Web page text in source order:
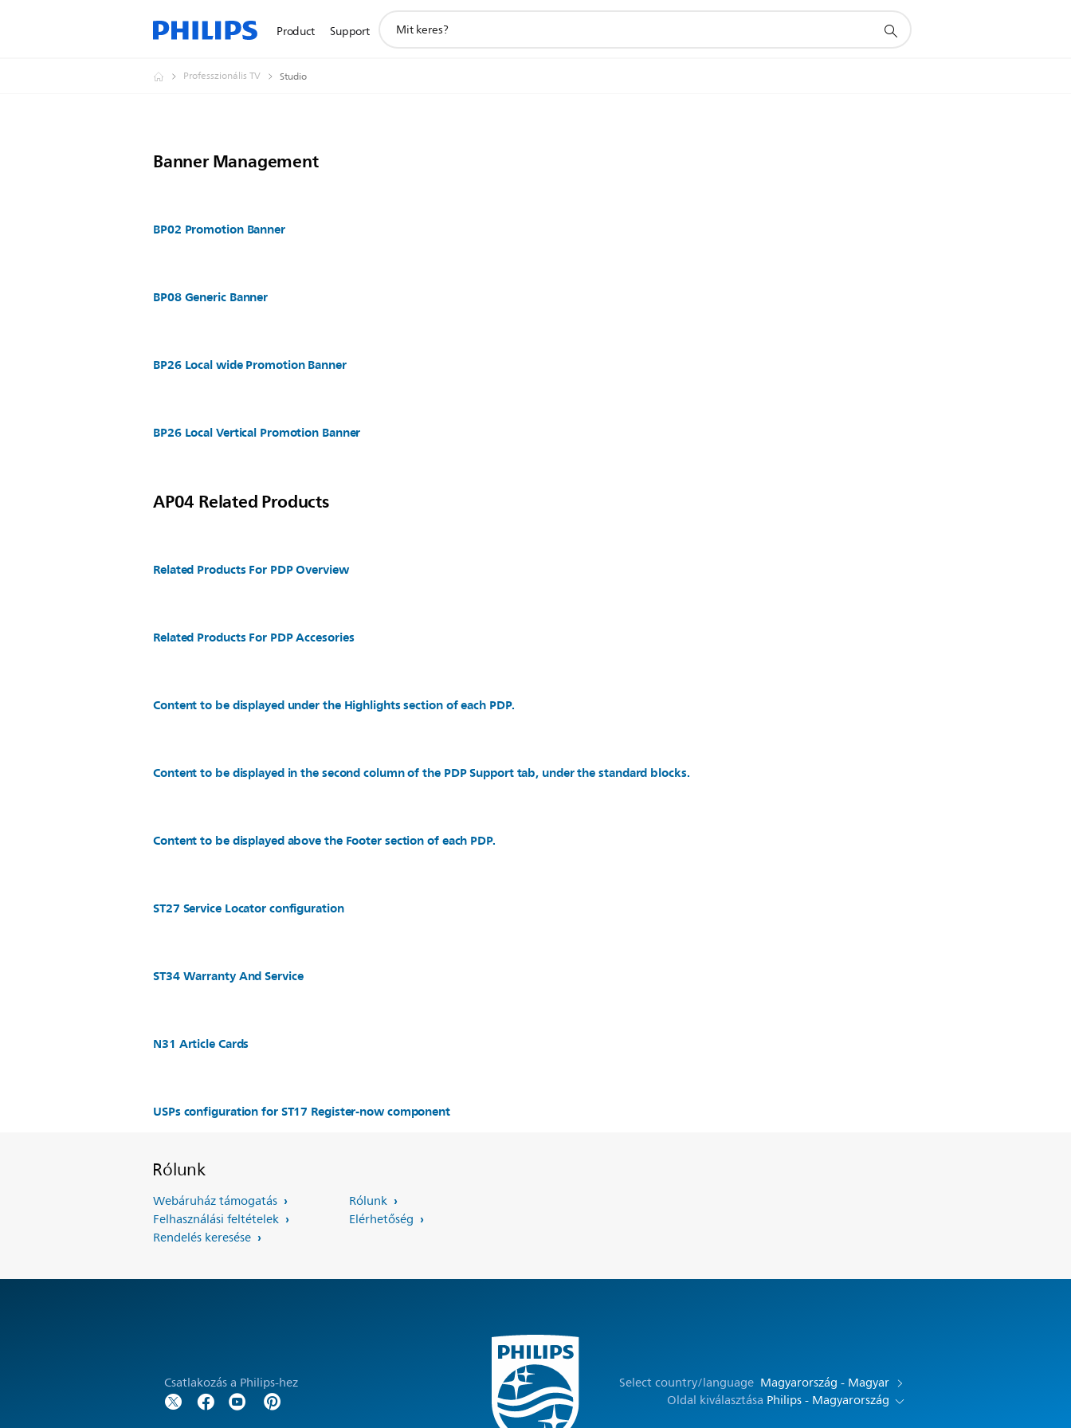
Product Support
search
Professzionális TV Studio
Banner Management
BP02 Promotion Banner
BP08 Generic Banner
BP26 Local wide Promotion Banner
BP26 Local Vertical Promotion Banner
AP04 Related Products
Related Products For PDP Overview
Related Products For PDP Accesories
Content to be displayed under the Highlights section of each PDP.
Content to be displayed in the second column of the PDP Support tab, under the standard blocks.
Content to be displayed above the Footer section of each PDP.
ST27 Service Locator configuration
ST34 Warranty And Service
N31 Article Cards
USPs configuration for ST17 Register-now component
Rólunk
Webáruház támogatás
Felhasználási feltételek
Rendelés keresése
Rólunk
Elérhetőség
Csatlakozás a Philips-hez Select country/language Magyarország - Magyar
Oldal kiválasztása Philips - Magyarország